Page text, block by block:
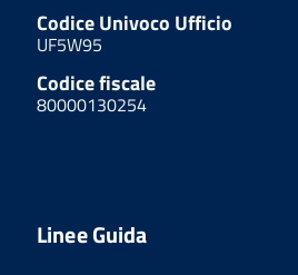
Codice Univoco Ufficio
UF5W95
Codice fiscale
80000130254
Linee Guida